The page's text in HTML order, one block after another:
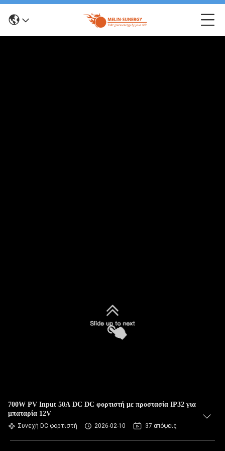
700W PV Input 50A DC DC φορτιστή με προστασία IP32 για
μπαταρία 12V
Συνεχή DC φορτιστή 2026-02-10 37 απόψεις